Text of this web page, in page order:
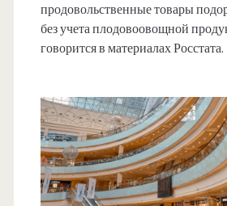
продовольственные товары
без учета плодовоовощной
говорится в материалах Росстата.